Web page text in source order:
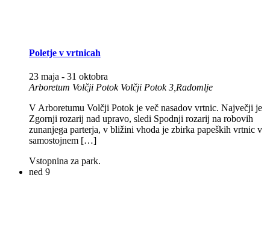
Poletje v vrtnicah
23 maja - 31 oktobra
Arboretum Volčji Potok Volčji Potok 3,Radomlje
V Arboretumu Volčji Potok je več nasadov vrtnic. Največji je
Zgornji rozarij nad upravo, sledi Spodnji rozarij na robovih
zunanjega parterja, v bližini vhoda je zbirka papeških vrtnic v
samostojnem […]
Vstopnina za park.
ned 9